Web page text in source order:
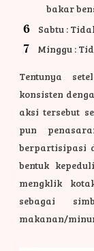
bakar
Sabtu :
Minggu :
Tentunya
konsisten
aksi tersebut
pun
berpartisipasi
bentuk
mengklik
sebagai
makanan/